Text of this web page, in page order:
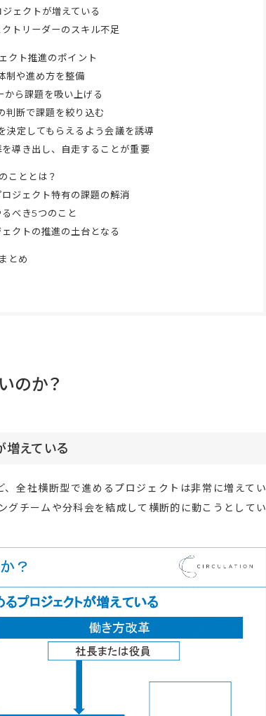
ェクトが増えている
トリーダーのスキル不足
クト推進のポイント
制や進め方を整備
ら課題を吸い上げる
判断で課題を絞り込む
決定してもらえるよう会議を誘導
導き出し、自走することが重要
こととは？
ジェクト特有の課題の解消
べき5つのこと
クトの推進の土台となる
とめ
のか？
えている
全社横断型で進めるプロジェクトは非常に増えてい
チームや分科会を結成して横断的に動こうとしてい